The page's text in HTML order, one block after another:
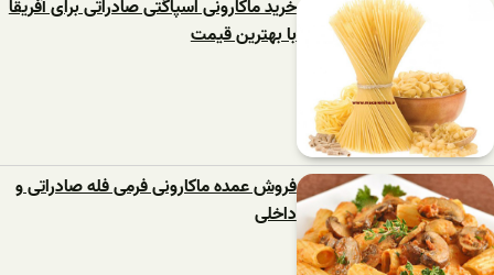
خرید ماکارونی اسپاگتی صادراتی برای آفریقا
با بهترین قیمت
فروش عمده ماکارونی فرمی فله صادراتی و
داخلی